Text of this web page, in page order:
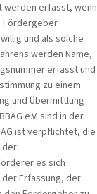
werden erfasst, wenn
Fördergeber
und als solche
werden Name,
erfasst und
zu einem
und Übermittlung
e.V. sind in der
ist verpflichtet, die
der
es sich
Erfassung, der